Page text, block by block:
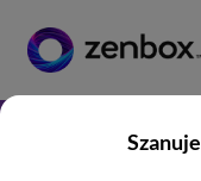
głownej
treści
wyszukiwarki
domen
stopki